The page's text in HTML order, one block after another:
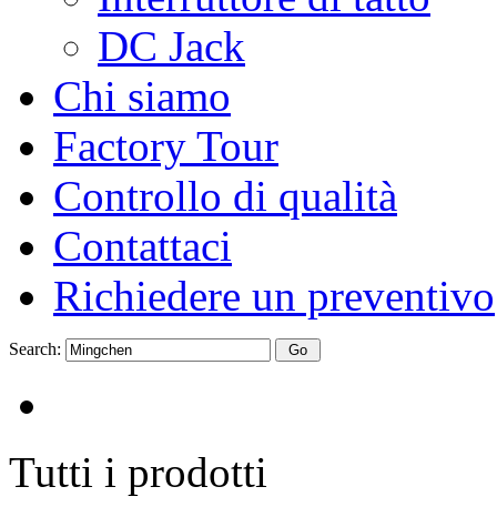
DC Jack
Chi siamo
Factory Tour
Controllo di qualità
Contattaci
Richiedere un preventivo
Search:
Tutti i prodotti